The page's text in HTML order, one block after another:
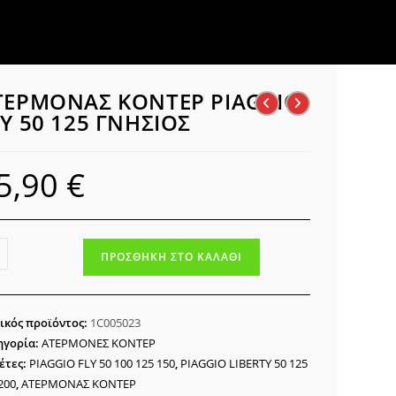
ΚΟΝΤΕΡ PIAGGIO
50 125 ΓΝΗΣΙΟΣ
€
ΠΡΟΣΘΉΚΗ ΣΤΟ ΚΑΛΆΘΙ
προϊόντος: 1C005023
ΑΤΕΡΜΟΝΕΣ ΚΟΝΤΕΡ
PIAGGIO FLY 50 100 125 150, PIAGGIO LIBERTY 50 125
,ΑΤΕΡΜΟΝΑΣ ΚΟΝΤΕΡ